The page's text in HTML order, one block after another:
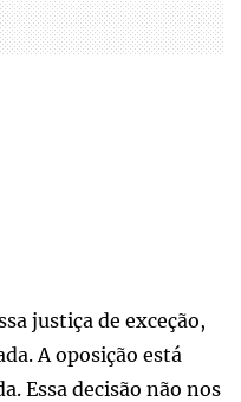
justiça de exceção,
A oposição está
Essa decisão não nos